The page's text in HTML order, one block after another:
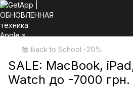
📚 Back to School -20%
SALE: MacBook,
Watch до -7000 грн.